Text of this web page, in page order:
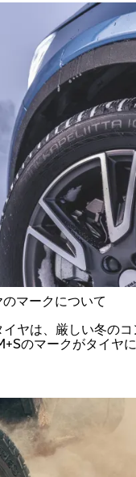
マークについて
ヤは、厳しい冬の
のマークがタイヤ